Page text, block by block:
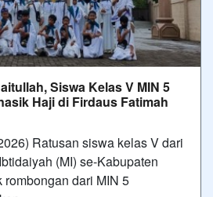
Siswa Kelas V MIN 5
Haji di Firdaus Fatimah
Ratusan siswa kelas V dari
(MI) se-Kabupaten
rombongan dari MIN 5